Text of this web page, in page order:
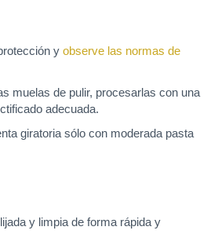
y observe las normas de
muelas de pulir, procesarlas con una
adecuada.
giratoria sólo con moderada pasta
y limpia de forma rápida y